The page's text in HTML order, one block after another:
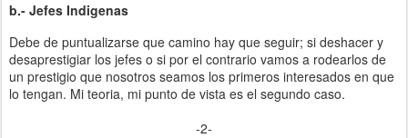
b.- Jefes Indigenas
Debe de puntualizarse que camino hay que seguir; si deshacer y
desaprestigiar los jefes o si por el contrario vamos a rodearlos de
un prestigio que nosotros seamos los primeros interesados en que
lo tengan. Mi teoria, mi punto de vista es el segundo caso.
-2-